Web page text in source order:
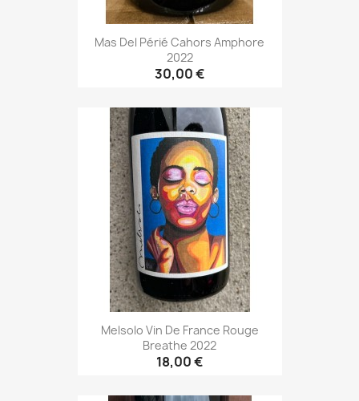
Mas Del Périé Cahors Amphore
2022
30,00 €
Melsolo Vin De France Rouge
Breathe 2022
18,00 €